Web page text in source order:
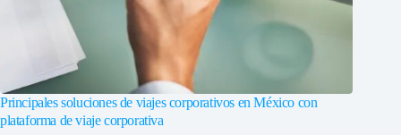
Principales soluciones de viajes corporativos en México con
plataforma de viaje corporativa